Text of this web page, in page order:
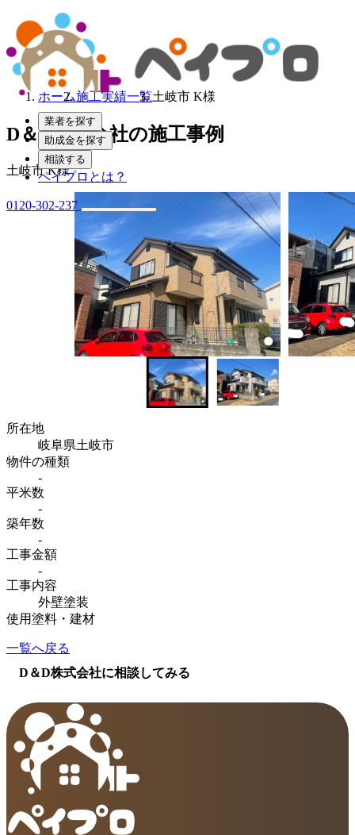
業者を探す
助成金を探す
相談する
ペイプロとは？
0120-302-237
ホーム施工実績一覧土岐市 K様
D＆D株式会社の施工事例
土岐市 K様
所在地
岐阜県土岐市
物件の種類
-
平米数
-
築年数
-
工事金額
-
工事内容
外壁塗装
使用塗料・建材
一覧へ戻る
D＆D株式会社に相談してみる